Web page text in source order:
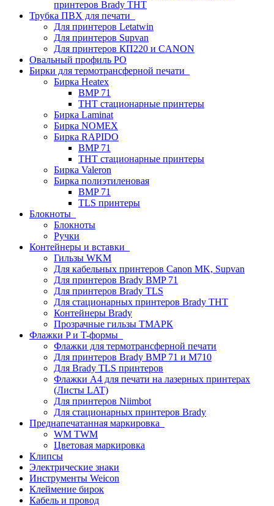
принтеров Brady THT
Трубка ПВХ для печати
Для принтеров Letatwin
Для принтеров Supvan
Для принтеров КП220 и CANON
Овальный профиль PO
Бирки для термотрансферной печати
Бирка Heatex
BMP 71
THT стационарные принтеры
Бирка Laminat
Бирка NOMEX
Бирка RAPIDO
BMP 71
THT стационарные принтеры
Бирка Valeron
Бирка полиэтиленовая
BMP 71
TLS принтеры
Блокноты
Блокноты
Ручки
Контейнеры и вставки
Гильзы WKM
Для кабельных принтеров Canon MK, Supvan
Для принтеров Brady BMP 71
Для принтеров Brady TLS
Для стационарных принтеров Brady THT
Контейнеры Brady
Прозрачные гильзы ТМАРК
Флажки P и T-формы
Флажки для термотрансферной печати
Для принтеров Brady BMP 71 и M710
Для Brady TLS принтеров
Флажки A4 для печати на лазерных принтерах
(Листы LAT)
Для принтеров Niimbot
Для стационарных принтеров Brady
Преднапечатанная маркировка
WM TWM
Цветовая маркировка
Клипсы
Электрические знаки
Инструменты Weicon
Клеймение бирок
Кабель и провод